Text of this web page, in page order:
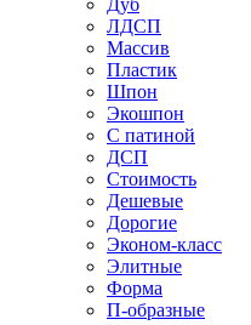
Дуб
ЛДСП
Массив
Пластик
Шпон
Экошпон
С патиной
ДСП
Стоимость
Дешевые
Дорогие
Эконом-класс
Элитные
Форма
П-образные